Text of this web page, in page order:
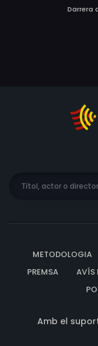
Darrera
METODOLOGIA
PREMSA
AVÍS
Amb el